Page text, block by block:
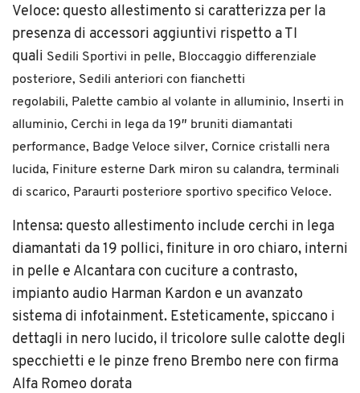
Veloce: questo allestimento si caratterizza per la
presenza di accessori aggiuntivi rispetto a TI
quali Sedili Sportivi in pelle, Bloccaggio differenziale
posteriore, Sedili anteriori con fianchetti
regolabili, Palette cambio al volante in alluminio, I nserti in
alluminio, Cerchi in lega da 19″ bruniti diamantati
performance, Badge Veloce silver, Cornice cristalli nera
lucida, Finiture esterne Dark miron su calandra, terminali
di scarico, Paraurti posteriore sportivo specifico Veloce.
Intensa: questo allestimento include cerchi in lega
diamantati da 19 pollici, finiture in oro chiaro, interni
in pelle e Alcantara con cuciture a contrasto,
impianto audio Harman Kardon e un avanzato
sistema di infotainment. Esteticamente, spiccano i
dettagli in nero lucido, il tricolore sulle calotte degli
specchietti e le pinze freno Brembo nere con firma
Alfa Romeo dorata